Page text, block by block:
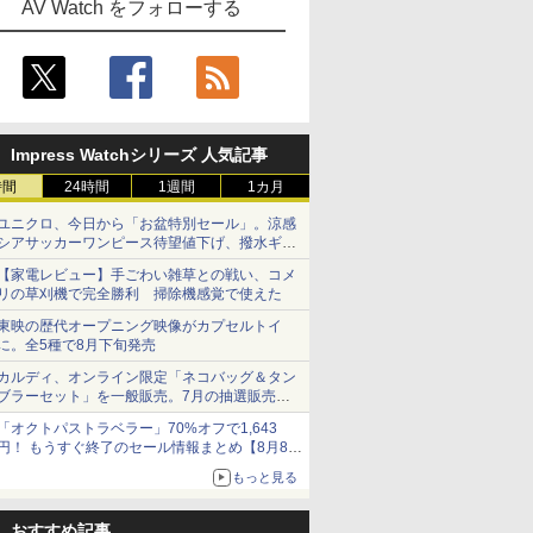
AV Watch をフォローする
Impress Watchシリーズ 人気記事
24時間 1週間 1カ月
ニクロ、今日から「お盆特別セール」。涼感
アサッカーワンピース待望値下げ、撥水ギア
ョーツは1990円に
家電レビュー】手ごわい雑草との戦い、コメ
の草刈機で完全勝利 掃除機感覚で使えた
映の歴代オープニング映像がカプセルトイ
。全5種で8月下旬発売
ルディ、オンライン限定「ネコバッグ＆タン
ラーセット」を一般販売。7月の抽選販売の
選無効分
オクトパストラベラー」70%オフで1,643
！ もうすぐ終了のセール情報まとめ【8月8日
ンテンドーeショップでは「大神 絶景版」が
もっと見る